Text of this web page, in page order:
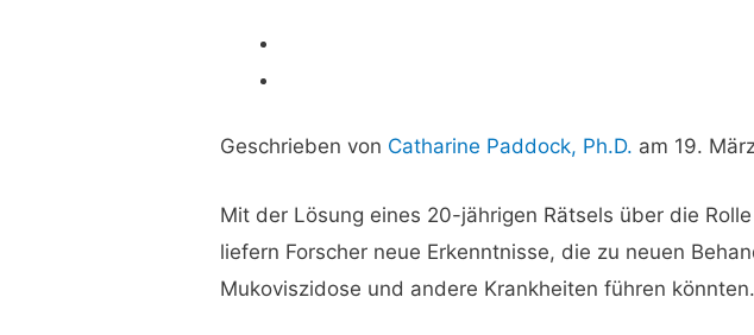
Geschrieben von Catharine Paddock, Ph.D. am 19.
Mit der Lösung eines 20-jährigen Rätsels über die
liefern Forscher neue Erkenntnisse, die zu neuen
Mukoviszidose und andere Krankheiten führen könnten.